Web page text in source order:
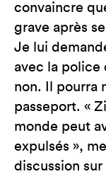
convaincre
grave après
Je lui
avec la police
non. Il pourra
passeport. «
monde peut
expulsés »,
discussion